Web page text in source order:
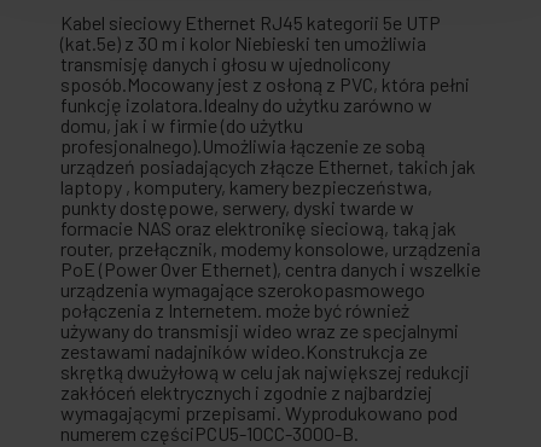
Kabel sieciowy Ethernet RJ45 kategorii 5e UTP
(kat.5e) z 30 m i kolor Niebieski ten umożliwia
transmisję danych i głosu w ujednolicony
sposób.Mocowany jest z osłoną z PVC, która pełni
funkcję izolatora.Idealny do użytku zarówno w
domu, jak i w firmie (do użytku
profesjonalnego).Umożliwia łączenie ze sobą
urządzeń posiadających złącze Ethernet, takich jak
laptopy , komputery, kamery bezpieczeństwa,
punkty dostępowe, serwery, dyski twarde w
formacie NAS oraz elektronikę sieciową, taką jak
router, przełącznik, modemy konsolowe, urządzenia
PoE (Power Over Ethernet), centra danych i wszelkie
urządzenia wymagające szerokopasmowego
połączenia z Internetem. może być również
używany do transmisji wideo wraz ze specjalnymi
zestawami nadajników wideo.Konstrukcja ze
skrętką dwużyłową w celu jak największej redukcji
zakłóceń elektrycznych i zgodnie z najbardziej
wymagającymi przepisami. Wyprodukowano pod
numerem częściPCU5-10CC-3000-B.